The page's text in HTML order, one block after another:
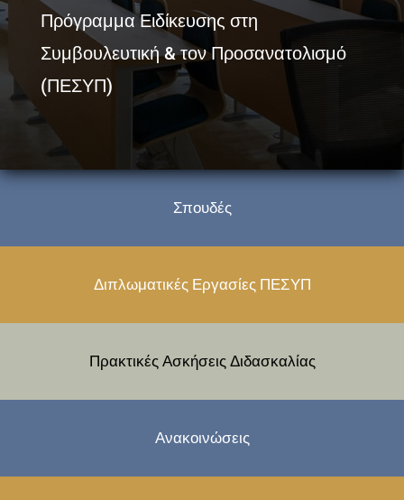
Πρόγραμμα Ειδίκευσης στη
Συμβουλευτική & τον Προσανατολισμό
(ΠΕΣΥΠ)
Σπουδές
Διπλωματικές Εργασίες ΠΕΣΥΠ
Πρακτικές Ασκήσεις Διδασκαλίας
Ανακοινώσεις